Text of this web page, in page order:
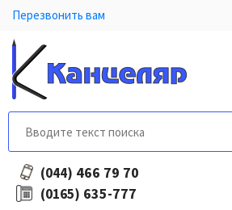
Перезвонить вам
(044) 466 79 70
(0165) 635-777